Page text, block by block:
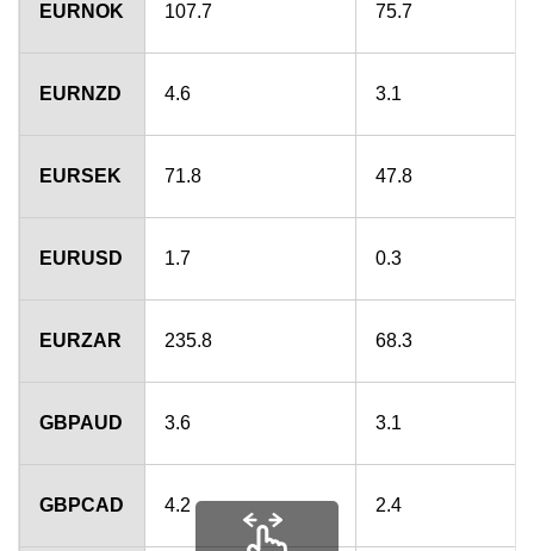
EURNOK 107.7 75.7
EURNZD 4.6 3.1
EURSEK 71.8 47.8
EURUSD 1.7 0.3
EURZAR 235.8 68.3
GBPAUD 3.6 3.1
GBPCAD 4.2 2.4